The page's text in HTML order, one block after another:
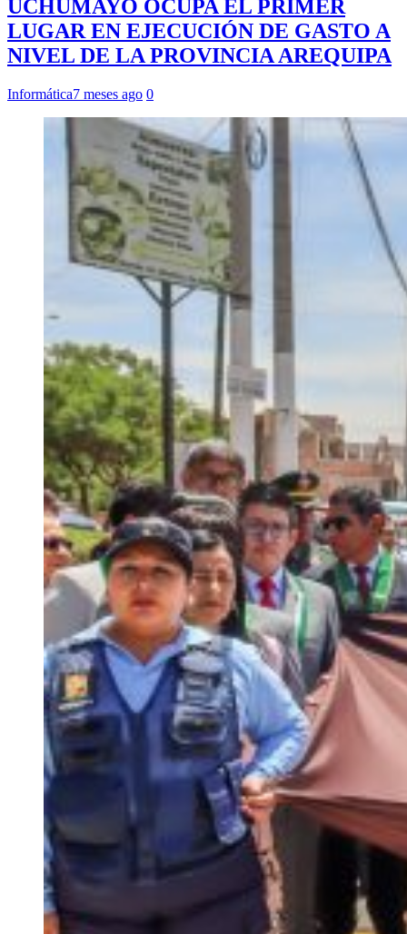
UCHUMAYO OCUPA EL PRIMER
LUGAR EN EJECUCIÓN DE GASTO A
NIVEL DE LA PROVINCIA AREQUIPA
Informática7 meses ago 0